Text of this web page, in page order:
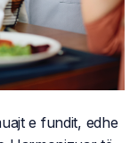
e fundit, edhe